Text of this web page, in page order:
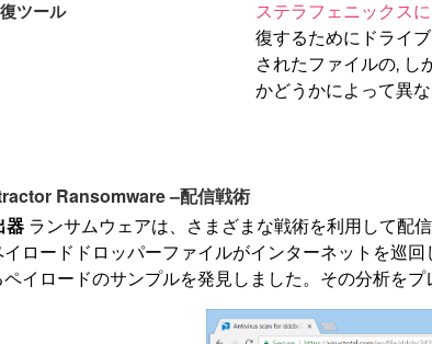
ツール ステラフェニックス
復するためにドライ
されたファイルの, し
かどうかによって異
Ransomware –配信戦術
器 ランサムウェアは、さまざまな戦術を利用して配
ロードドロッパーファイルがインターネットを巡
イロードのサンプルを発見しました。その分析をプ